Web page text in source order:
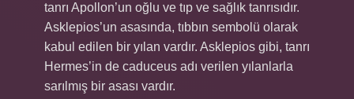
tanrı Apollon’un oğlu ve tıp ve sağlık tanrısıdır.
Asklepios’un asasında, tıbbın sembolü olarak
kabul edilen bir yılan vardır. Asklepios gibi, tanrı
Hermes’in de caduceus adı verilen yılanlarla
sarılmış bir asası vardır.